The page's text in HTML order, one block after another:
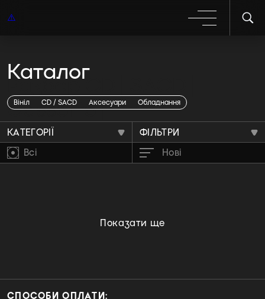
Каталог
Вініл CD / SACD Аксесуари Обладнання
Разбор CD | SACD |
Cassette |
КАТЕГОРІЇ
ФІЛЬТРИ
Всі
Нові
Показати ще
СПОСОБИ ОПЛАТИ: